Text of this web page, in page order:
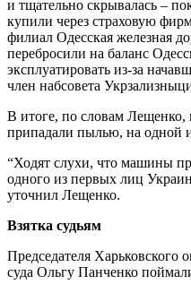
и тщательно скрывалась –
купили через страховую
филиал Одесская железная
перебросили на баланс
эксплуатировать из-за
член набсовета
В итоге, по словам
припадали пылью, на одной
“Ходят слухи, что машины
одного из первых лиц
уточнил Лещенко.
Взятка судьям
Председателя Харьковского
суда Ольгу Панченко